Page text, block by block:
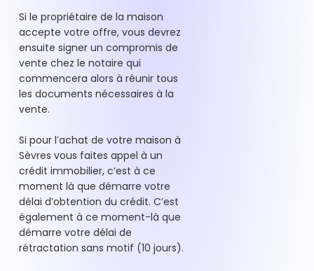
Si le propriétaire de la maison
accepte votre offre, vous devrez
ensuite signer un compromis de
vente chez le notaire qui
commencera alors à réunir tous
les documents nécessaires à la
vente.
Si pour l’achat de votre maison à
Sèvres vous faites appel à un
crédit immobilier, c’est à ce
moment là que démarre votre
délai d’obtention du crédit. C’est
également à ce moment-là que
démarre votre délai de
rétractation sans motif (10 jours).